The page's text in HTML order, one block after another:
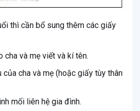
thì cần bổ sung thêm các giấy
cha và mẹ viết và kí tên.
của cha và mẹ (hoặc giấy tùy thân
mối liên hệ gia đình.